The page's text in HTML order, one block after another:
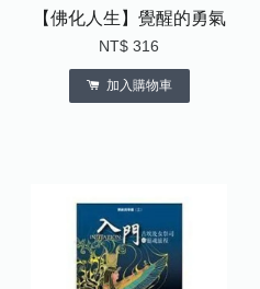
【佛化人生】覺醒的勇氣
NT$ 316
加入購物車